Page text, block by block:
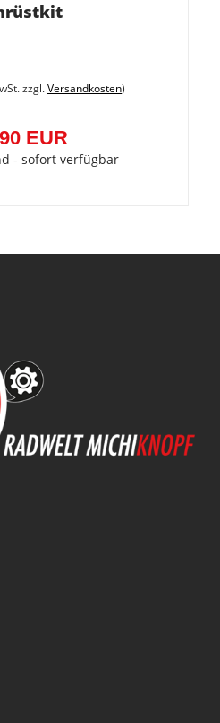
zzgl.Versandkosten)
EUR
- sofort verfügbar